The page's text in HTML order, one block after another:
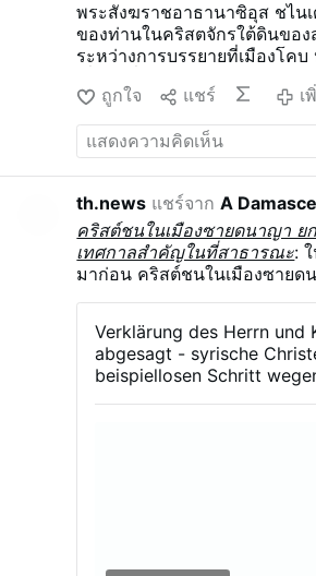
พระสังฆราชอาธานาซิอุส ชไนเ
ของท่านในคริสตจักรใต้ดินของ
ระหว่างการบรรยายที่เมืองโค
AdVaticanum.com
“มีช่วงเว
นี้ แต่ต้องปิดหน้าต่างและประตู
ตรวจสอบ และเราต้องซ่อนพระส
ราวของบิชอป อเล็กซานเดอร์
บิชอปกรีกคาทอลิกที่ปฏิบัติการ
โซเวียตได้กดดันให้ “อย่าปฏิเส
ให้เปลี่ยนเป็นออร์โธดอกซ์” เ
กรุงโรม “ท่านปฏิเสธ” พระสัง
และผลที่ตามมาคือท่านถูกคุมขั
ต้องปกปิดตัวตนในฐานะพระสัง
การถูกส่งตัวกลับ “ท่านไม่สามา
ฐานะพระสังฆราชได้” พระสังฆ
“มิฉะนั้น ท่านจะถูกส่งตัวกลับ ดั
ถูกใจ แชร์ เ
th.news แชร์จากA
คริสต์ชนในเมืองซายดนาญา ย
เทศกาลสำคัญในที่สาธารณะ:
มาก่อน คริสต์ชนในเมืองซายด
กรรมการวัดของคริสตจักรกรีก
จักรซีเรียออร์โธดอกซ์ และคริ
คาทอลิก ได้ประกาศระงับการ
พระเปลี่ยนรูป เทศกาลพระแม่
Verklärung des Herrn und
abgesagt - syrische
beispiellosen Schritt